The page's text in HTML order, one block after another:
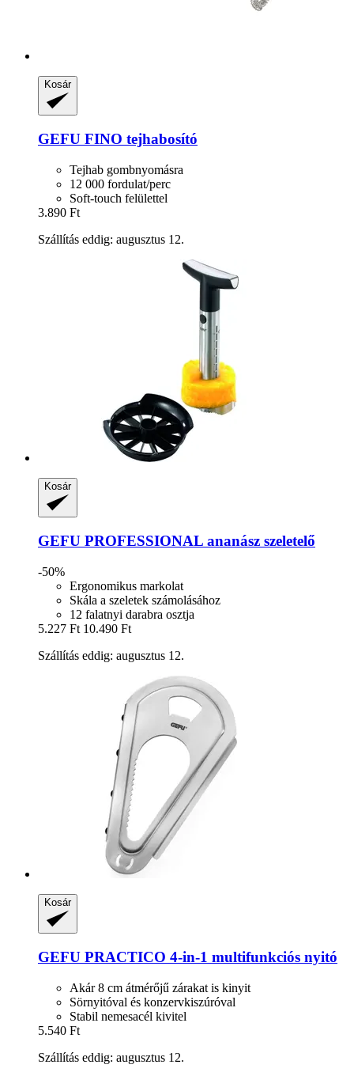
Kosár
GEFU FINO tejhabosító
Tejhab gombnyomásra
12 000 fordulat/perc
Soft-touch felülettel
3.890 Ft
Szállítás eddig: augusztus 12.
Kosár
GEFU PROFESSIONAL ananász szeletelő
-50%
Ergonomikus markolat
Skála a szeletek számolásához
12 falatnyi darabra osztja
5.227 Ft 10.490 Ft
Szállítás eddig: augusztus 12.
Kosár
GEFU PRACTICO 4-​in-​1 multifunkciós nyitó
Akár 8 cm átmérőjű zárakat is kinyit
Sörnyitóval és konzervkiszúróval
Stabil nemesacél kivitel
5.540 Ft
Szállítás eddig: augusztus 12.